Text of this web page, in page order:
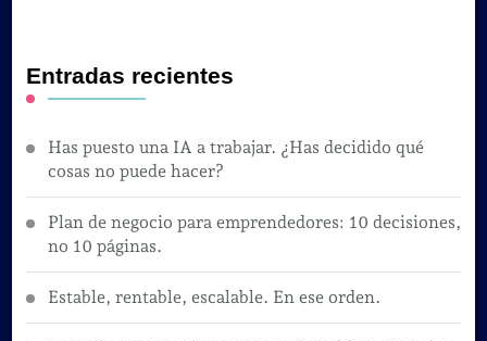
Entradas recientes
Has puesto una IA a trabajar. ¿Has decidido qué
cosas no puede hacer?
Plan de negocio para emprendedores: 10 decisiones,
no 10 páginas.
Estable, rentable, escalable. En ese orden.